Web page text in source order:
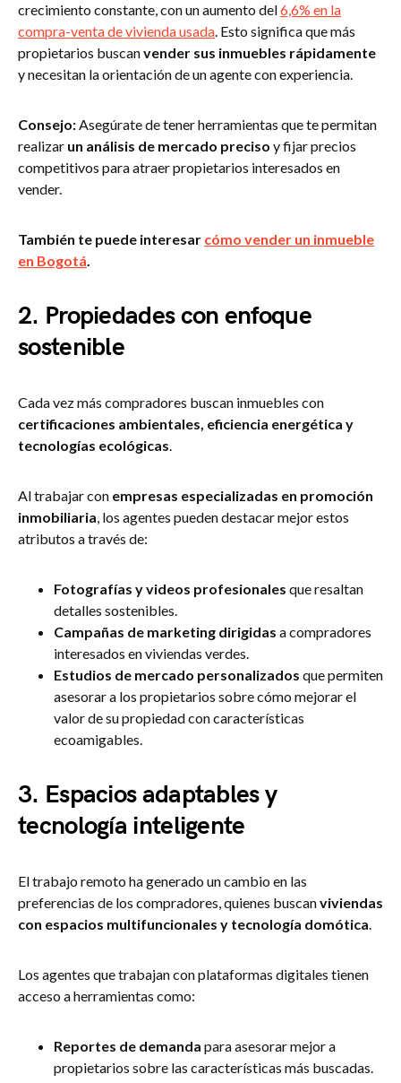
crecimiento constante, con un aumento del6,6% en la
compra-venta de vivienda usada​. Esto significa que más
propietarios buscanvender sus inmuebles rápidamente
y necesitan la orientación de un agente con experiencia.
Consejo:Asegúrate de tener herramientas que te permitan
realizar un análisis de mercado preciso y fijar precios
competitivos para atraer propietarios interesados en
vender.
También te puede interesar cómo vender un inmueble
en Bogotá.
2. Propiedades con enfoque
sostenible
Cada vez más compradores buscan inmuebles con
certificaciones ambientales, eficiencia energética y
tecnologías ecológicas​.
Al trabajar con empresas especializadas en promoción
inmobiliaria, los agentes pueden destacar mejor estos
atributos a través de:
Fotografías y videos profesionales que resaltan
detalles sostenibles.
Campañas de marketing dirigidas a compradores
interesados en viviendas verdes.
Estudios de mercado personalizados que permiten
asesorar a los propietarios sobre cómo mejorar el
valor de su propiedad con características
ecoamigables.
3. Espacios adaptables y
tecnología inteligente
El trabajo remoto ha generado un cambio en las
preferencias de los compradores, quienes buscanviviendas
con espacios multifuncionales y tecnología domótica.
Los agentes que trabajan con plataformas digitales tienen
acceso a herramientas como:
Reportes de demanda para asesorar mejor a
propietarios sobre las características más buscadas.